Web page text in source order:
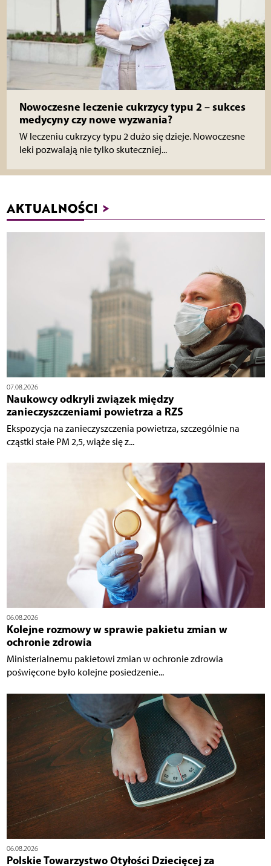
Nowoczesne leczenie cukrzycy typu 2 – sukces
medycyny czy nowe wyzwania?
W leczeniu cukrzycy typu 2 dużo się dzieje. Nowoczesne
leki pozwalają nie tylko skuteczniej...
AKTUALNOŚCI >
07.08.2026
Naukowcy odkryli związek między
zanieczyszczeniami powietrza a RZS
Ekspozycja na zanieczyszczenia powietrza, szczególnie na
cząstki stałe PM 2,5, wiąże się z...
06.08.2026
Kolejne rozmowy w sprawie pakietu zmian w
ochronie zdrowia
Ministerialnemu pakietowi zmian w ochronie zdrowia
poświęcone było kolejne posiedzenie...
06.08.2026
Polskie Towarzystwo Otyłości Dziecięcej za